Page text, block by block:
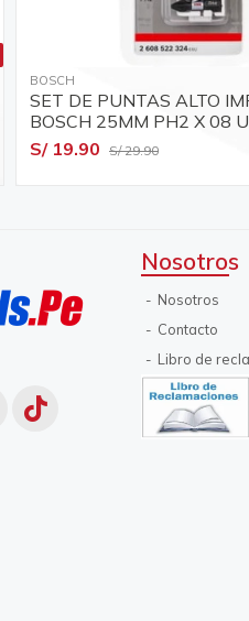
BOSCH
SET DE PUNTAS ALTO
BOSCH 25MM PH2 X 08
S/ 19.90 S/ 29.90
Nosotros
Nosotros
Contacto
Libro de